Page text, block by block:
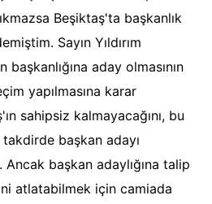
Beşiktaş'ta başkanlık
Sayın Yıldırım
aday olmasının
yapılmasına karar
sahipsiz kalmayacağını, bu
takdirde başkan adayı
başkan adaylığına talip
atlatabilmek için camiada